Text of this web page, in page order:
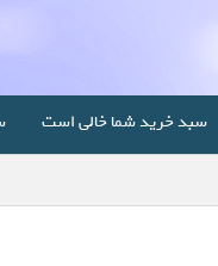
سبد خرید شما خالی است